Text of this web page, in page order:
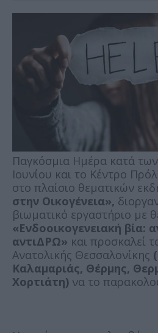
Παγκόσμια Ημέρα κατά
Ιουνίου και το Κέντρο
στο πλαίσιο θεματικών
στην Οικογένεια»,
βιωματικό εργαστήριο με
«Ενδοοικογενειακή βία:
αντιΔΡΩ» και προσκαλεί
Ανατολικής Θεσσαλονίκης
Καλαμαριάς, Θέρμης,
Χορτιάτη) να το